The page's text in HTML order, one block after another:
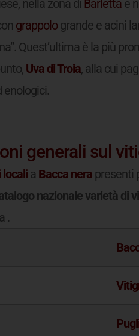
nella zona di Barlettae
grappologrande e acini
Quest’ultima è la più
Uva di Troia, alla cui
generali sul
localia Bacca nerapresenti
nazionale varietà di
.